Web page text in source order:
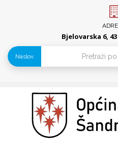
Bjelovarska 6,
Naslov